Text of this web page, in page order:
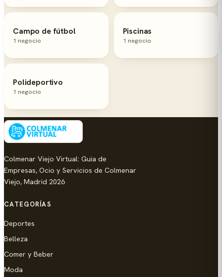
Campo de fútbol
1 negocio
Piscinas
1 negocio
Polideportivo
1 negocio
Colmenar Viejo Virtual: Guia de
Empresas, Ocio y Servicios de Colmenar
Viejo, Madrid 2026
CATEGORÍAS
Deportes
Belleza
Comer y Beber
Moda